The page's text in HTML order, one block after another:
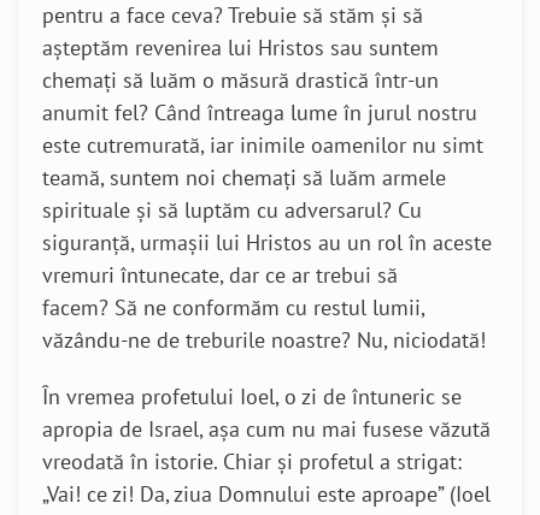
pentru a face ceva? Trebuie să stăm și să
așteptăm revenirea lui Hristos sau suntem
chemați să luăm o măsură drastică într-un
anumit fel? Când întreaga lume în jurul nostru
este cutremurată, iar inimile oamenilor nu simt
teamă, suntem noi chemați să luăm armele
spirituale și să luptăm cu adversarul? Cu
siguranță, urmașii lui Hristos au un rol în aceste
vremuri întunecate, dar ce ar trebui să
facem? Să ne conformăm cu restul lumii,
văzându-ne de treburile noastre? Nu, niciodată!
În vremea profetului Ioel, o zi de întuneric se
apropia de Israel, așa cum nu mai fusese văzută
vreodată în istorie. Chiar și profetul a strigat:
„Vai! ce zi! Da, ziua Domnului este aproape” (Ioel